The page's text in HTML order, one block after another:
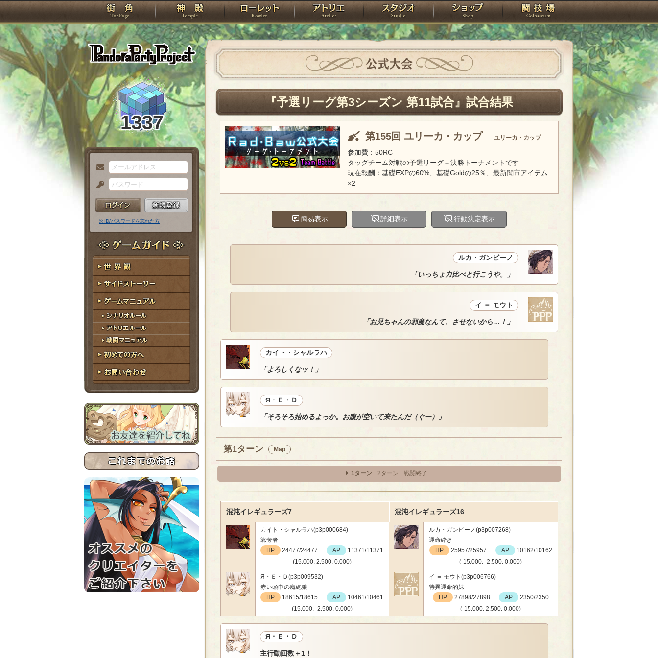
PandoraPartyProject
TOP 神殿 ローレット アトリエ スタジオ ショップ 闘技場
1337
メ
ー
ル
ア
ド
レ
ス
パ
ス
ー
ド
※ ID/パスワードを忘れた方
ゲームガイド
世界観
サイドストーリー
ゲームマニュアル
シナリオルール
アトリエルール
戦闘マニュアル
初めての方へ
お問い合わせ
公式大会
『予選リーグ第3シーズン 第11試合』試合結果
第155回 ユリーカ・カップ ユリーカ・カップ
参加費：50RC
タッグチーム対戦の予選リーグ＋決勝トーナメントです
現在報酬：基礎EXPの60%、基礎Goldの25％、最新闇市アイテム
×2
簡易表示 詳細表示 行動決定表示
ルカ・ガンビーノ
「いっちょ力比べと行こうや。」
イ ＝ モウト
「お兄ちゃんの邪魔なんて、させないから…！」
カイト・シャルラハ
「よろしくなッ！」
Я・Ｅ・Ｄ
「そろそろ始めるよっか。お腹が空いて来たんだ（ぐー）」
第1ターン Map
1ターン 2ターン 戦闘終了
混沌イレギュラーズ7 混沌イレギュラーズ16
カイト・シャルラハ(p3p000684)
簒奪者
HP
24477/24477 AP
11371/11371
(15.000, 2.500, 0.000)
ルカ・ガンビーノ(p3p007268)
運命砕き
HP
25957/25957 AP
10162/10162
(-15.000, -2.500, 0.000)
Я・Ｅ・Ｄ(p3p009532)
赤い頭巾の魔砲狼
HP
18615/18615 AP
10461/10461
(15.000, -2.500, 0.000)
イ ＝ モウト(p3p006766)
特異運命的妹
HP
27898/27898 AP
2350/2350
(-15.000, 2.500, 0.000)
Я・Ｅ・Ｄ
主行動回数＋1！